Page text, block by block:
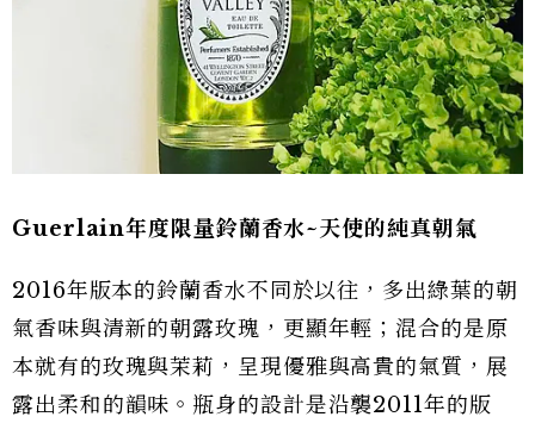
Guerlain年度限量鈴蘭香水~天使的純真朝氣
2016年版本的鈴蘭香水不同於以往，多出綠葉的朝
氣香味與清新的朝露玫瑰，更顯年輕；混合的是原
本就有的玫瑰與茉莉，呈現優雅與高貴的氣質，展
露出柔和的韻味。瓶身的設計是沿襲2011年的版